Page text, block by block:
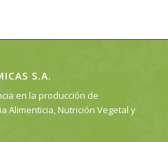
S.A.
en la producción de
Alimenticia, Nutrición Vegetal y